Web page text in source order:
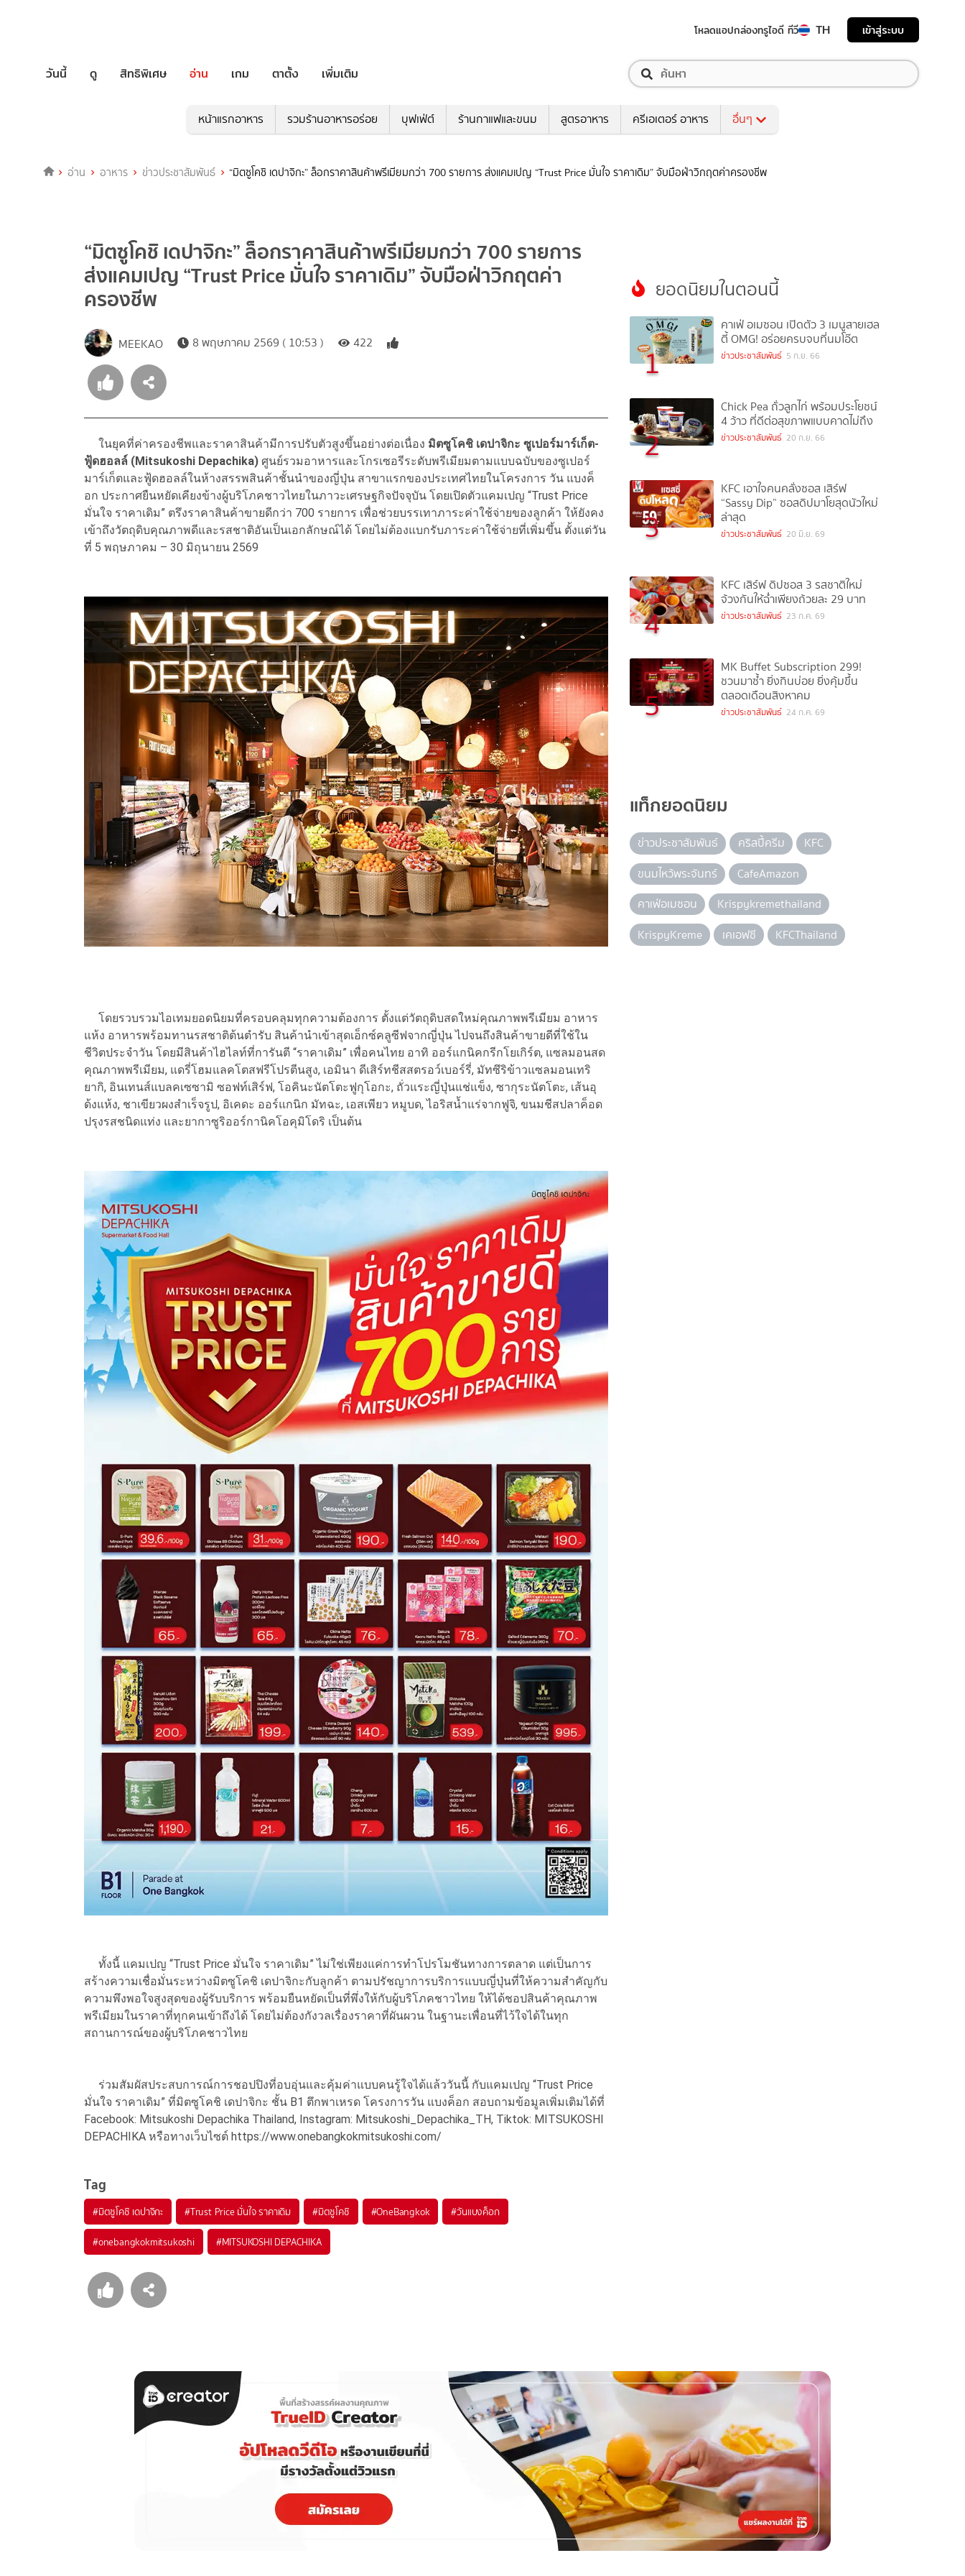
โหลดแอปกล่องทรูไอดี ทีวี TH เข้าสู่ระบบ
วันนี้ ดู สิทธิพิเศษ อ่าน เกม ตาตั้ง เพิ่มเติม
หน้าแรกอาหาร รวมร้านอาหารอร่อย บุฟเฟ่ต์ ร้านกาแฟและขนม สูตรอาหาร ครีเอเตอร์ อาหาร อื่นๆ
อ่าน อาหาร ข่าวประชาสัมพันธ์ “มิตซูโคชิ เดปาจิกะ” ล็อกราคาสินค้าพรีเมียมกว่า 700 รายการ ส่งแคมเปญ “Trust Price มั่นใจ ราคาเดิม” จับมือฝ่าวิกฤตค่าครองชีพ
“มิตซูโคชิ เดปาจิกะ” ล็อกราคาสินค้าพรีเมียมกว่า 700 รายการ
ส่งแคมเปญ “Trust Price มั่นใจ ราคาเดิม” จับมือฝ่าวิกฤตค่า
ครองชีพ
MEEKAO 8 พฤษภาคม 2569 ( 10:53 ) 422
ในยุคที่ค่าครองชีพและราคาสินค้ามีการปรับตัวสูงขึ้นอย่างต่อเนื่อง มิตซูโคชิ เดปาจิกะ ซูเปอร์มาร์เก็ต-
ฟู้ดฮอลล์ (Mitsukoshi Depachika) ศูนย์รวมอาหารและโกรเซอรีระดับพรีเมียมตามแบบฉบับของซูเปอร์
มาร์เก็ตและฟู้ดฮอลล์ในห้างสรรพสินค้าชั้นนําของญี่ปุ่น สาขาแรกของประเทศไทยในโครงการ วัน แบงค็
อก ประกาศยืนหยัดเคียงข้างผู้บริโภคชาวไทยในภาวะเศรษฐกิจปัจจุบัน โดยเปิดตัวแคมเปญ “Trust Price
มั่นใจ ราคาเดิม” ตรึงราคาสินค้าขายดีกว่า 700 รายการ เพื่อช่วยบรรเทาภาระค่าใช้จ่ายของลูกค้า ให้ยังคง
เข้าถึงวัตถุดิบคุณภาพดีและรสชาติอันเป็นเอกลักษณ์ได้ โดยไม่ต้องแบกรับภาระค่าใช้จ่ายที่เพิ่มขึ้น ตั้งแต่วัน
ที่ 5 พฤษภาคม – 30 มิถุนายน 2569
โดยรวบรวมไอเทมยอดนิยมที่ครอบคลุมทุกความต้องการ ตั้งแต่วัตถุดิบสดใหม่คุณภาพพรีเมียม อาหาร
แห้ง อาหารพร้อมทานรสชาติต้นตำรับ สินค้านำเข้าสุดเอ็กซ์คลูซีฟจากญี่ปุ่น ไปจนถึงสินค้าขายดีที่ใช้ใน
ชีวิตประจำวัน โดยมีสินค้าไฮไลท์ที่การันตี “ราคาเดิม” เพื่อคนไทย อาทิ ออร์แกนิคกรีกโยเกิร์ต, แซลมอนสด
คุณภาพพรีเมียม, แดรี่โฮมแลคโตสฟรีโปรตีนสูง, เอมินา ดีเสิร์ทชีสสตรอว์เบอร์รี่, มัทซึริข้าวแซลมอนเทริ
ยากิ, อินเทนส์แบลคเซซามิ ซอฟท์เสิร์ฟ, โอคินะนัตโตะฟูกุโอกะ, ถั่วแระญี่ปุ่นแช่แข็ง, ซากุระนัตโตะ, เส้นอุ
ด้งแห้ง, ชาเขียวผงสำเร็จรูป, อิเคดะ ออร์แกนิก มัทฉะ, เอสเพียว หมูบด, ไอริสน้ำแร่จากฟูจิ, ขนมชีสปลาค็อด
ปรุงรสชนิดแท่ง และยากาซูริออร์กานิคโอคุมิโดริ เป็นต้น
ทั้งนี้ แคมเปญ “Trust Price มั่นใจ ราคาเดิม” ไม่ใช่เพียงแค่การทำโปรโมชันทางการตลาด แต่เป็นการ
สร้างความเชื่อมั่นระหว่างมิตซูโคชิ เดปาจิกะกับลูกค้า ตามปรัชญาการบริการแบบญี่ปุ่นที่ให้ความสำคัญกับ
ความพึงพอใจสูงสุดของผู้รับบริการ พร้อมยืนหยัดเป็นที่พึ่งให้กับผู้บริโภคชาวไทย ให้ได้ชอปสินค้าคุณภาพ
พรีเมียมในราคาที่ทุกคนเข้าถึงได้ โดยไม่ต้องกังวลเรื่องราคาที่ผันผวน ในฐานะเพื่อนที่ไว้ใจได้ในทุก
สถานการณ์ของผู้บริโภคชาวไทย
ร่วมสัมผัสประสบการณ์การชอปปิงที่อบอุ่นและคุ้มค่าแบบคนรู้ใจได้แล้ววันนี้ กับแคมเปญ “Trust Price
มั่นใจ ราคาเดิม” ที่มิตซูโคชิ เดปาจิกะ ชั้น B1 ตึกพาเหรด โครงการวัน แบงค็อก สอบถามข้อมูลเพิ่มเติมได้ที่
Facebook: Mitsukoshi Depachika Thailand, Instagram: Mitsukoshi_Depachika_TH, Tiktok: MITSUKOSHI
DEPACHIKA หรือทางเว็บไซต์ https://www.onebangkokmitsukoshi.com/
Tag
#มิตซูโคชิ เดปาจิกะ #Trust Price มั่นใจ ราคาเดิม #มิตซูโคชิ #OneBangkok #วันแบงค็อก
#onebangkokmitsukoshi #MITSUKOSHI DEPACHIKA
ยอดนิยมในตอนนี้
1
คาเฟ่ อเมซอน เปิดตัว 3 เมนูสายเฮล
ตี้ OMG! อร่อยครบจบที่นมโอ๊ต
ข่าวประชาสัมพันธ์ 5 ก.ย. 66
2
Chick Pea ถั่วลูกไก่ พร้อมประโยชน์
4 ว้าว ที่ดีต่อสุขภาพแบบคาดไม่ถึง
ข่าวประชาสัมพันธ์ 20 ก.ย. 66
3
KFC เอาใจคนคลั่งซอส เสิร์ฟ
“Sassy Dip” ซอสดิปมาโยสุดนัวใหม่
ล่าสุด
ข่าวประชาสัมพันธ์ 20 มิ.ย. 69
4
KFC เสิร์ฟ ดิปซอส 3 รสชาติใหม่
จ้วงกันให้ฉ่ำเพียงถ้วยละ 29 บาท
ข่าวประชาสัมพันธ์ 23 ก.ค. 69
5
MK Buffet Subscription 299!
ชวนมาซ้ำ ยิ่งกินบ่อย ยิ่งคุ้มขึ้น
ตลอดเดือนสิงหาคม
ข่าวประชาสัมพันธ์ 24 ก.ค. 69
แท็กยอดนิยม
ข่าวประชาสัมพันธ์ คริสปี้ครีม
KFC
ขนมไหว้พระจันทร์
CafeAmazon
คาเฟ่อเมซอน
Krispykremethailand
KrispyKreme
เคเอฟซี KFCThailand